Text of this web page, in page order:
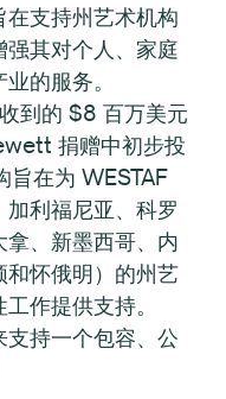
支持州艺术机构
其对个人、家庭
的服务。
到的 $8 百万美元
捐赠中初步投
在为 WESTAF
利福尼亚、科罗
、新墨西哥、内
怀俄明）的州艺
作提供支持。
持一个包容、公